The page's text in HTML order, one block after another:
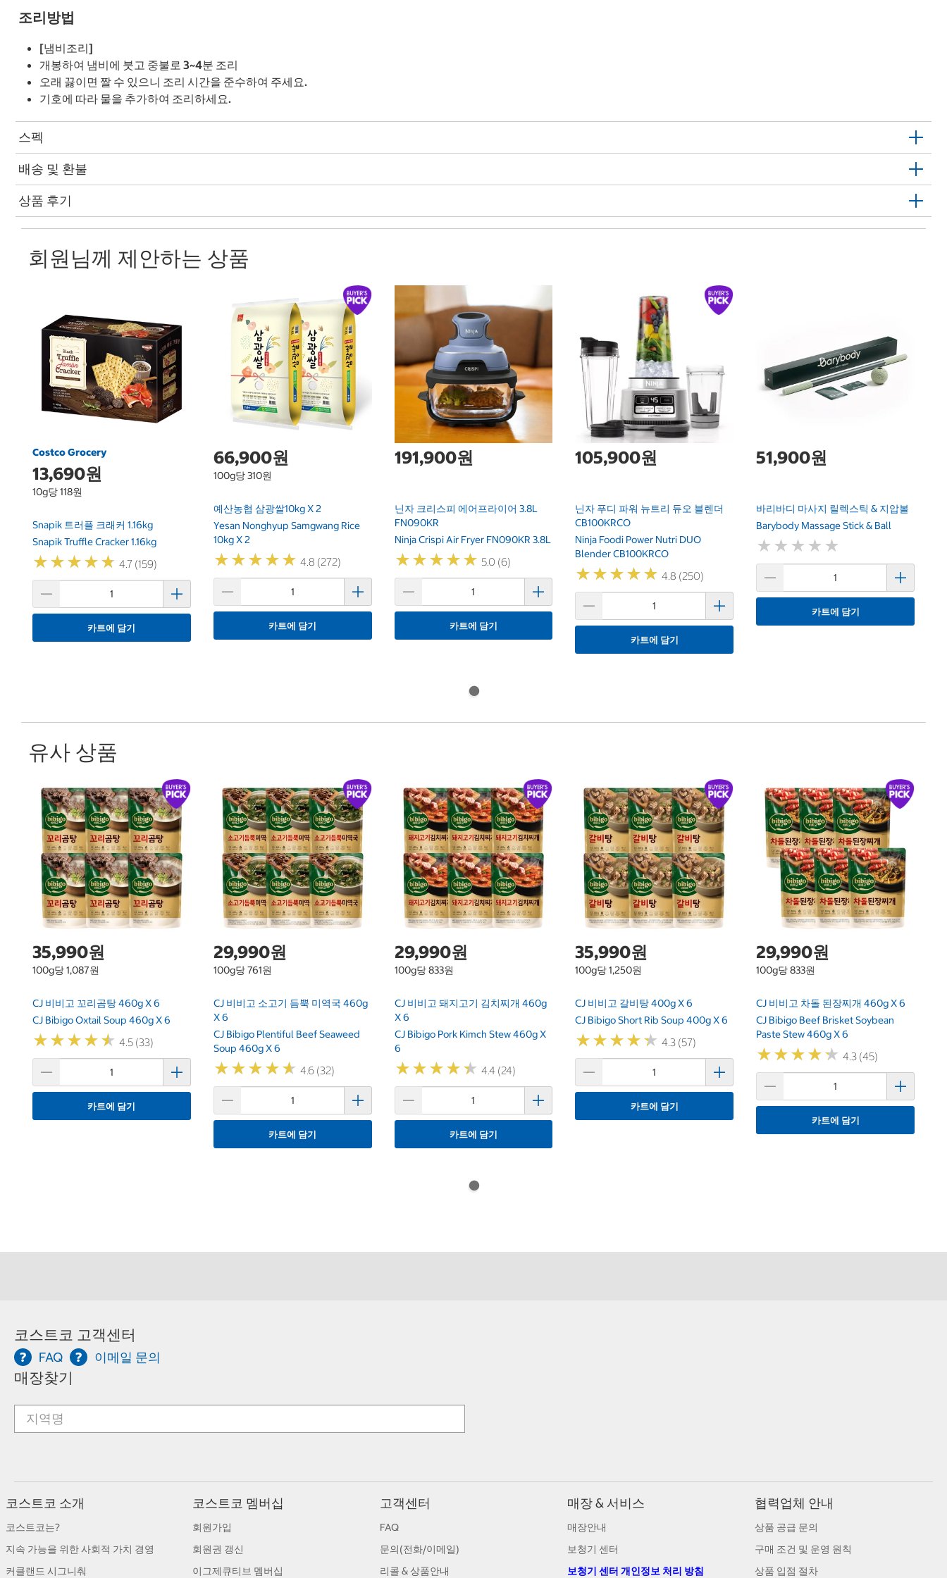
조리방법
[냄비조리]
개봉하여 냄비에 붓고 중불로 3~4분 조리
오래 끓이면 짤 수 있으니 조리 시간을 준수하여 주세요.
기호에 따라 물을 추가하여 조리하세요.
스펙
배송 및 환불
상품 후기
회원님께 제안하는 상품
Costco Grocery
13,690원
10g당 118원
Snapik 트러플 크래커 1.16kg
Snapik Truffle Cracker 1.16kg
★★★★★
★★★★★ 4.7 (159)
카트에 담기
66,900원
100g당 310원
예산농협 삼광쌀10kg X 2
Yesan Nonghyup Samgwang Rice
10kg X 2
★★★★★
★★★★★ 4.8 (272)
카트에 담기
191,900원
닌자 크리스피 에어프라이어 3.8L
FN090KR
Ninja Crispi Air Fryer FN090KR 3.8L
★★★★★
★★★★★ 5.0 (6)
카트에 담기
105,900원
닌자 푸디 파워 뉴트리 듀오 블렌더
CB100KRCO
Ninja Foodi Power Nutri DUO
Blender CB100KRCO
★★★★★
★★★★★ 4.8 (250)
카트에 담기
51,900원
바리바디 마사지 릴렉스틱 & 지압볼
Barybody Massage Stick & Ball
★ ★ ★ ★ ★
★ ★ ★ ★ ★
카트에 담기
유사 상품
35,990원
100g당 1,087원
CJ 비비고 꼬리곰탕 460g X 6
CJ Bibigo Oxtail Soup 460g X 6
★★★★★
★★★★★ 4.5 (33)
카트에 담기
29,990원
100g당 761원
CJ 비비고 소고기 듬뿍 미역국 460g
X 6
CJ Bibigo Plentiful Beef Seaweed
Soup 460g X 6
★★★★★
★★★★★ 4.6 (32)
카트에 담기
29,990원
100g당 833원
CJ 비비고 돼지고기 김치찌개 460g
X 6
CJ Bibigo Pork Kimch Stew 460g X
6
★★★★★
★★★★★ 4.4 (24)
카트에 담기
35,990원
100g당 1,250원
CJ 비비고 갈비탕 400g X 6
CJ Bibigo Short Rib Soup 400g X 6
★★★★★
★★★★★ 4.3 (57)
카트에 담기
29,990원
100g당 833원
CJ 비비고 차돌 된장찌개 460g X 6
CJ Bibigo Beef Brisket Soybean
Paste Stew 460g X 6
★★★★★
★★★★★ 4.3 (45)
카트에 담기
코스트코 고객센터
FAQ 이메일 문의
매장찾기
코스트코 소개
코스트코는?
지속 가능을 위한 사회적 가치 경영
커클랜드 시그니춰
코스트코 멤버십
회원가입
회원권 갱신
이그제큐티브 멤버십
고객센터
FAQ
문의(전화/이메일)
리콜 & 상품안내
매장 & 서비스
매장안내
보청기 센터
보청기 센터 개인정보 처리 방침
협력업체 안내
상품 공급 문의
구매 조건 및 운영 원칙
상품 입점 절차